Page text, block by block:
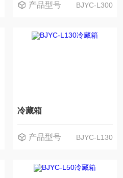
产品型号 BJYC-L300
冷藏箱
产品型号 BJYC-L130